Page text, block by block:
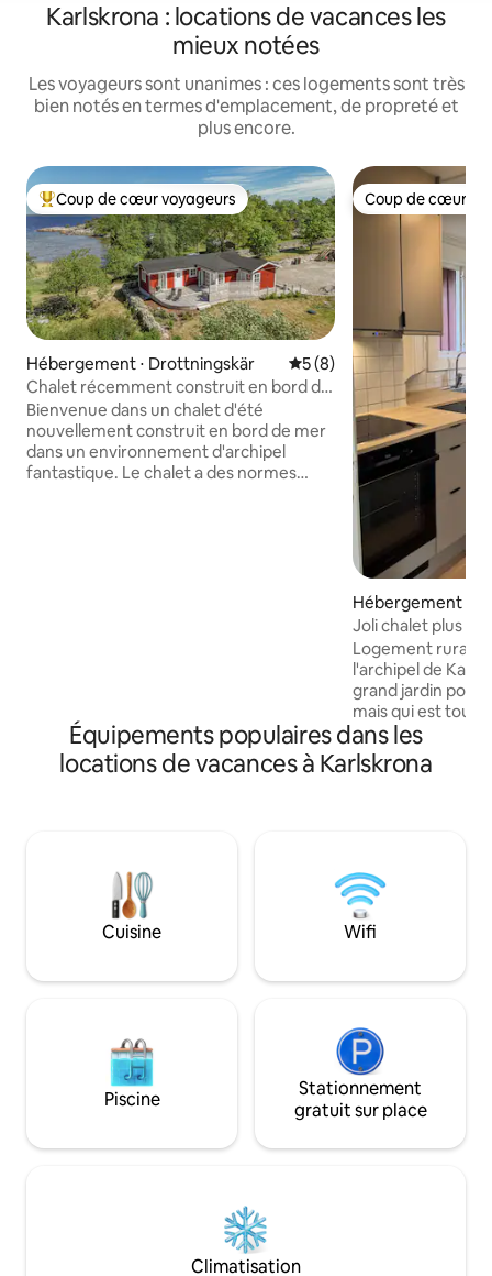
Karlskrona : locations de vacances les
mieux notées
Les voyageurs sont unanimes : ces logements sont très
bien notés en termes d'emplacement, de propreté et
plus encore.
Coups de cœur voyageurs les plus appréciés
Coup de cœur voyageurs
Hébergement ⋅ Drottningskär Évaluation moyenne sur
5 (8)
Chalet récemment construit en bord de
mer, bateau à moteur en option
Bienvenue dans un chalet d'été
nouvellement construit en bord de mer
dans un environnement d'archipel
fantastique. Le chalet a des normes
d'été : moteur hors-bord de 40 CV, GPS,
sonar et moteur électrique - prix
5 000 SEK/semaine
Coup de cœur
Coup de cœur
Hébergement ⋅
Joli chalet plus
Logement rural
l'archipel de
grand jardin pour
mais qui est
du centre
De nombreuses
vos amis à
promener dans
dans l'archipel
Possibilité de
associé, mais pas
avec trampoline à
Équipements populaires dans les
locations de vacances à Karlskrona
Cuisine Wifi
Piscine
Stationnement
gratuit sur place
Climatisation